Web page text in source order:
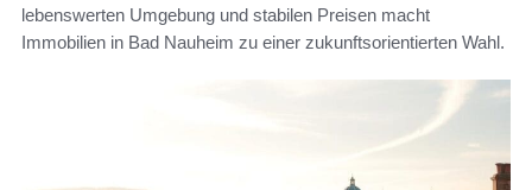
lebenswerten Umgebung und stabilen Preisen macht
Immobilien in Bad Nauheim zu einer zukunftsorientierten Wahl.